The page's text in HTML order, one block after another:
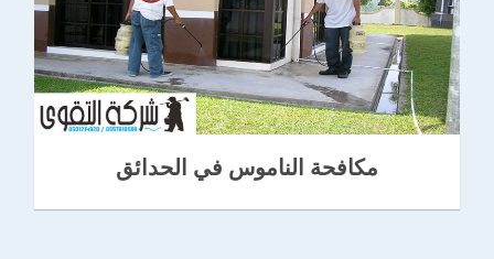
مكافحة الناموس في الحدائق